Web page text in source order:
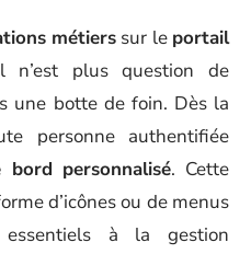
métierssur le portail
n’est plus question de
une botte de foin. Dès la
personne authentifiée
bord personnalisé. Cette
d’icônes ou de menus
essentiels à la gestion